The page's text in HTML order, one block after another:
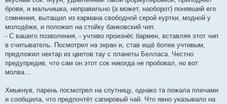
брови, и мальчишка, неправильно (а может, наоборот) понявший его
сомнения, вытащил из кармана свободной серой куртки, модной у
молодёжи, и положил на стойку банковский чип.
- С вашего позволения, - учтиво произнёс бармен, вставляя этот чип
в считыватель. Посмотрел на экран и, став ещё более учтивым,
предложил нектар из цветов тау с планеты Белласа. Честно
предупредив, что сам он этот сок никогда не пробовал, но вот
молва…
Хмыкнув, парень посмотрел на спутницу, однако та пожала плечами
и сообщила, что предпочтёт сапировый чай. Что явно указывало на